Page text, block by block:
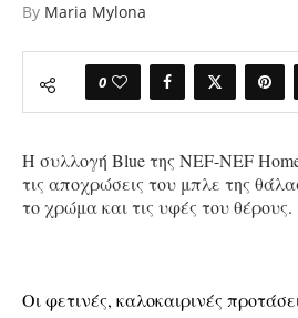
By Maria Mylona
0
Η συλλογή Blue της NEF-NEF
τις αποχρώσεις του μπλε της
το χρώμα και τις υφές του θέρους.
Οι φετινές, καλοκαιρινές